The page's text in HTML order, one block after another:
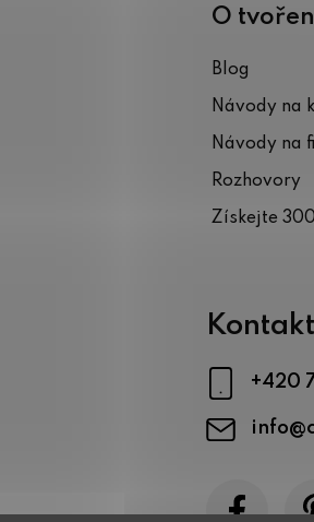
O
Blog
Návody na
Návody na
Rozhovory
Získejte
Kontakt
info@
+420